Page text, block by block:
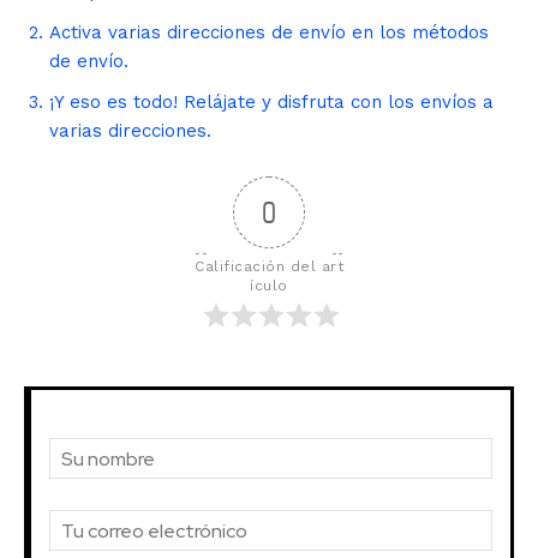
Activa varias direcciones de envío en los métodos
de envío.
¡Y eso es todo! Relájate y disfruta con los envíos a
varias direcciones.
0
Calificación del art
ículo